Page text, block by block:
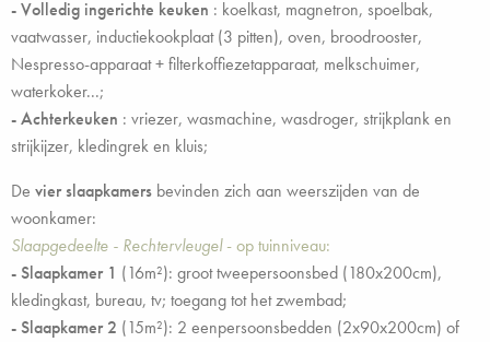
- Volledig ingerichte keuken : koelkast, magnetron, spoelbak,
vaatwasser, inductiekookplaat (3 pitten), oven, broodrooster,
Nespresso-apparaat + filterkoffiezetapparaat, melkschuimer,
waterkoker...;
- Achterkeuken : vriezer, wasmachine, wasdroger, strijkplank en
strijkijzer, kledingrek en kluis;
De vier slaapkamers bevinden zich aan weerszijden van de
woonkamer:
Slaapgedeelte - Rechtervleugel - op tuinniveau:
- Slaapkamer 1 (16m²): groot tweepersoonsbed (180x200cm),
kledingkast, bureau, tv; toegang tot het zwembad;
- Slaapkamer 2 (15m²): 2 eenpersoonsbedden (2x90x200cm) of